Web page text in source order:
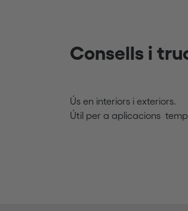
Consells i
Ús en interiors i exteriors.
Útil per a aplicacions